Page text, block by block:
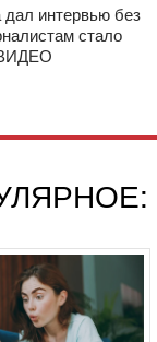
интервью без
стало